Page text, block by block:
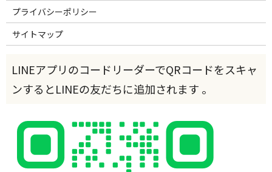
プライバシーポリシー
サイトマップ